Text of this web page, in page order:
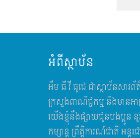
អំពីស្ថាប័ន
អឹម​ ធី វី ធូដេ ជាស្ថាប័នសារ
ក្រសួងពាណិជ្ជកម្ម និងមានអ
យើងខ្ញុំនឹងផ្សាយជូនបងប្អូន
កម្សាន្ត ព្រឹត្តិការណ៍ជាតិ អន្